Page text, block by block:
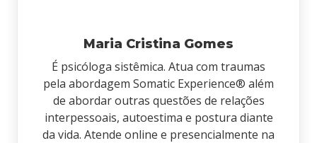
Maria Cristina Gomes
É psicóloga sistêmica. Atua com traumas
pela abordagem Somatic Experience® além
de abordar outras questões de relações
interpessoais, autoestima e postura diante
da vida. Atende online e presencialmente na